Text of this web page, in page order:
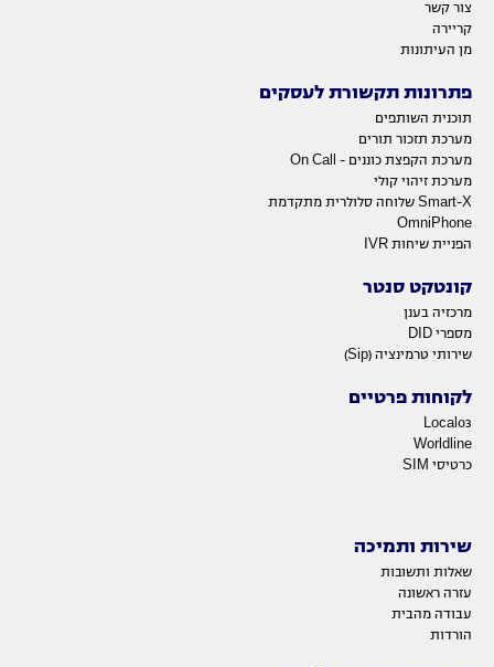
צור קשר
קריירה
מן העיתונות
פתרונות תקשורת לעסקים
תוכנית השותפים
מערכת תזכור תורים
מערכת הקפצת כוננים - On Call
מערכת זיהוי קולי
Smart-X שלוחה סלולרית מתקדמת
OmniPhone
הפניית שיחות IVR
קונטקט סנטר
מרכזיה בענן
מספרי DID
שירותי טרמינציה (Sip)
לקוחות פרטיים
Local03
Worldline
כרטיסי SIM
שירות ותמיכה
שאלות ותשובות
עזרה ראשונה
עבודה מהבית
הורדות